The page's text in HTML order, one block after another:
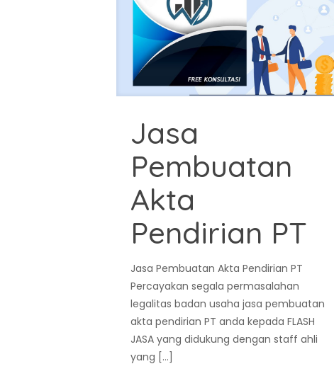
Jasa
Pembuatan
Akta
Pendirian PT
Jasa Pembuatan Akta Pendirian PT
Percayakan segala permasalahan
legalitas badan usaha jasa pembuatan
akta pendirian PT anda kepada FLASH
JASA yang didukung dengan staff ahli
yang […]